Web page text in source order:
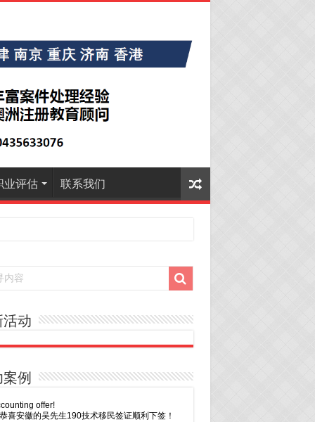
业评估 联系我们
活动
例
喜新疆的李同学500学生签证顺利下签！
喜黑龙江的乔女士485毕业生工签顺利下签！